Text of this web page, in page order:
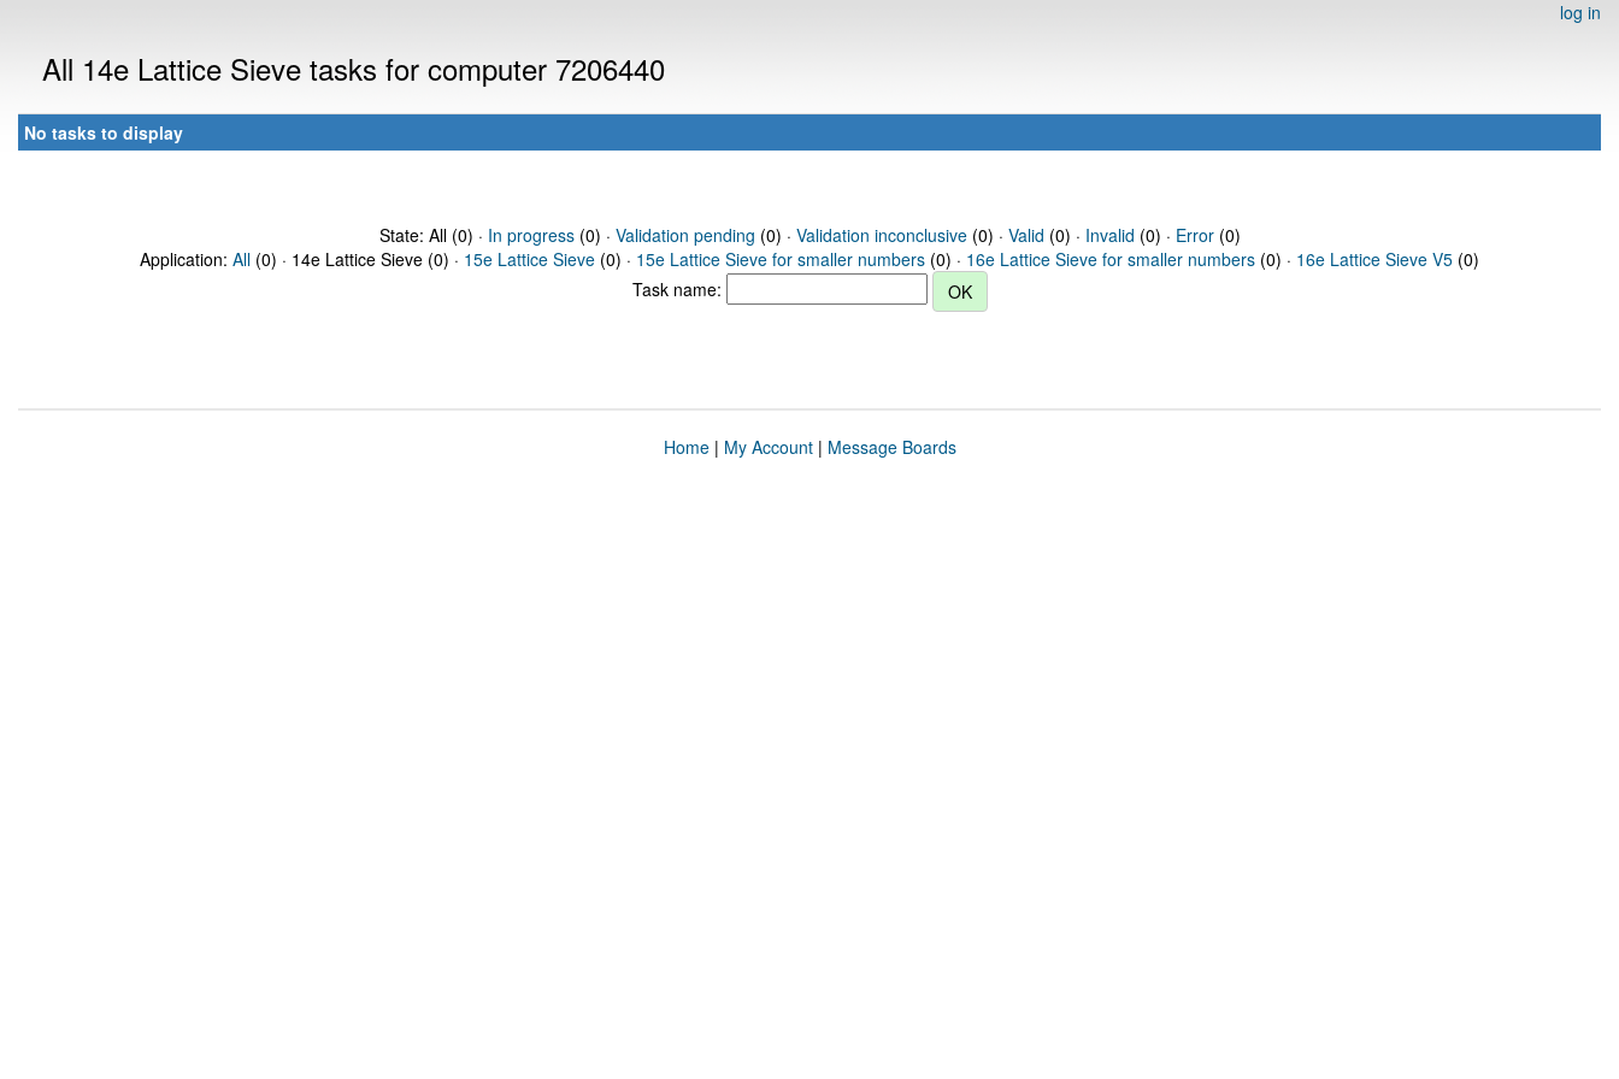
log in
All 14e Lattice Sieve tasks for computer 7206440
No tasks to display
State: All (0) · In progress(0) · Validation pending (0) · Validation inconclusive(0) · Valid (0) · Invalid (0) · Error(0)
Application: All (0) · 14e Lattice Sieve (0) · 15e Lattice Sieve (0) · 15e Lattice Sieve for smaller numbers (0) · 16e Lattice Sieve for smaller numbers (0) · 16e Lattice Sieve V5 (0)
Task name:
Home| My Account| Message Boards